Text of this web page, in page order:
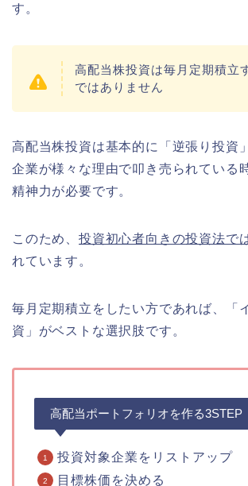
す。
高配当株投資は毎月定期積立
ではありません
高配当株投資は基本的に「逆張り投資
企業が様々な理由で叩き売られている
精神力が必要です。
このため、 投資初心者向きの投資法で
れています。
毎月定期積立をしたい方であれば、「
資」がベストな選択肢です。
高配当ポートフォリオを作る3STEP
投資対象企業をリストアップ
目標株価を決める